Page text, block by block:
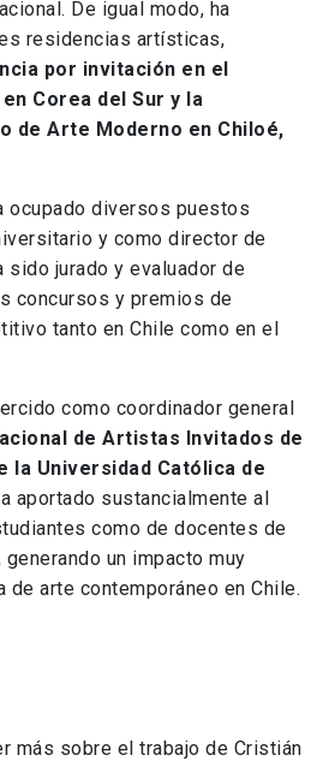
De igual modo, ha
residencias artísticas,
por invitación en el
Corea del Sur y la
de Arte Moderno en Chiloé,
ocupado diversos puestos
y como director de
sido jurado y evaluador de
concursos y premios de
tanto en Chile como en el
como coordinador general
de Artistas Invitados de
la Universidad Católica de
aportado sustancialmente al
como de docentes de
un impacto muy
de arte contemporáneo en Chile.
más sobre el trabajo de Cristián